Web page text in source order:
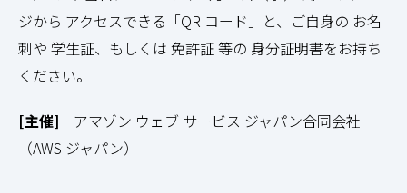
ジから アクセスできる「QR コード」と、ご自身の お名
刺や 学生証、もしくは 免許証 等の 身分証明書をお持ち
ください。
[主催] アマゾン ウェブ サービス ジャパン合同会社
（AWS ジャパン）